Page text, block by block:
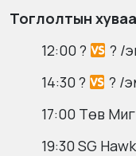
Тоглолтын
12:00 ?
? /
14:30 ?
? /
17:00 Төв Миг
19:30 SG